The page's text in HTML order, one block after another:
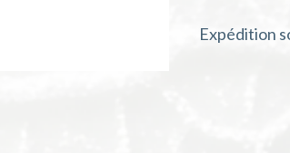
Expédition